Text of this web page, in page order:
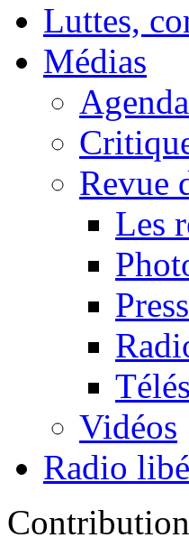
Luttes,
Médias
Agenda
Revue
Les
Télés
Vidéos
Radio